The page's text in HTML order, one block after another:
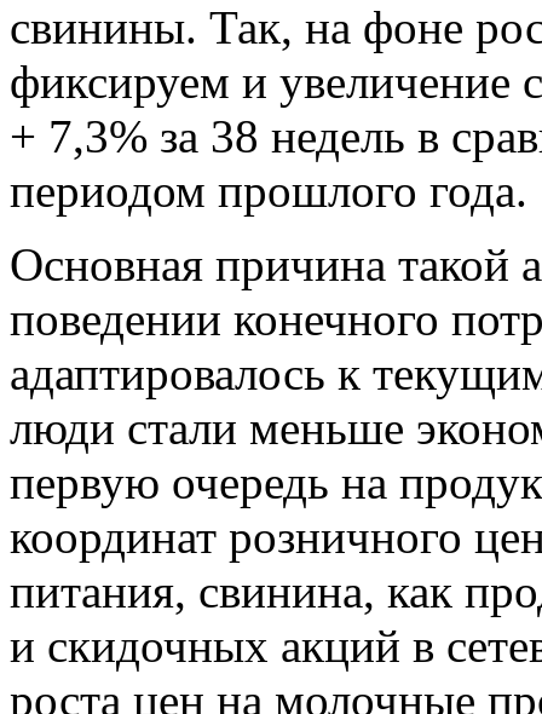
свинины. Так, на фоне
фиксируем и увеличение
+ 7,3% за 38 недель в
периодом прошлого года.
Основная причина такой
поведении конечного
адаптировалось к
люди стали меньше
первую очередь на
координат розничного
питания, свинина, как
и скидочных акций в
роста цен на молочные